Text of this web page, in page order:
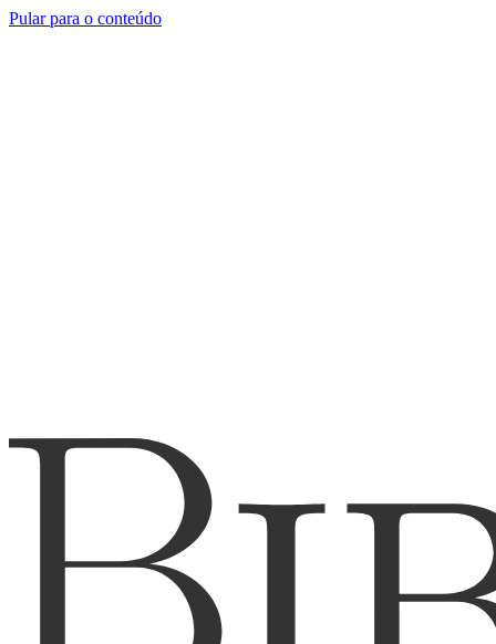
Pular para o conteúdo